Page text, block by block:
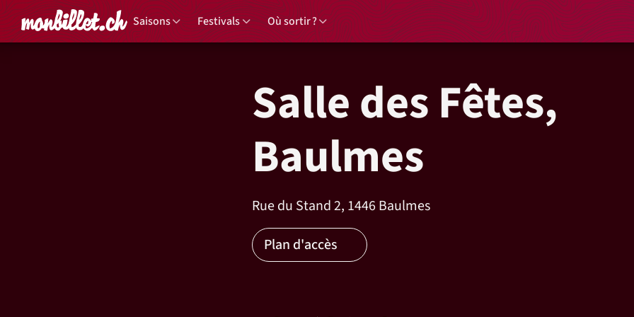
Accueil Saisons Festivals Où sortir ?
Salle des Fêtes,
Baulmes
Rue du Stand 2, 1446 Baulmes
Plan d'accès